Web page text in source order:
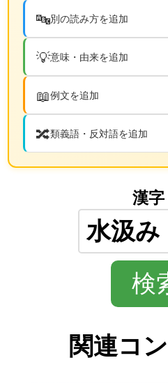
🔤別の読み方を追加
💡意味・由来を追加
📖例文を追加
🔀類義語・反対語を追加
漢字
関連コ